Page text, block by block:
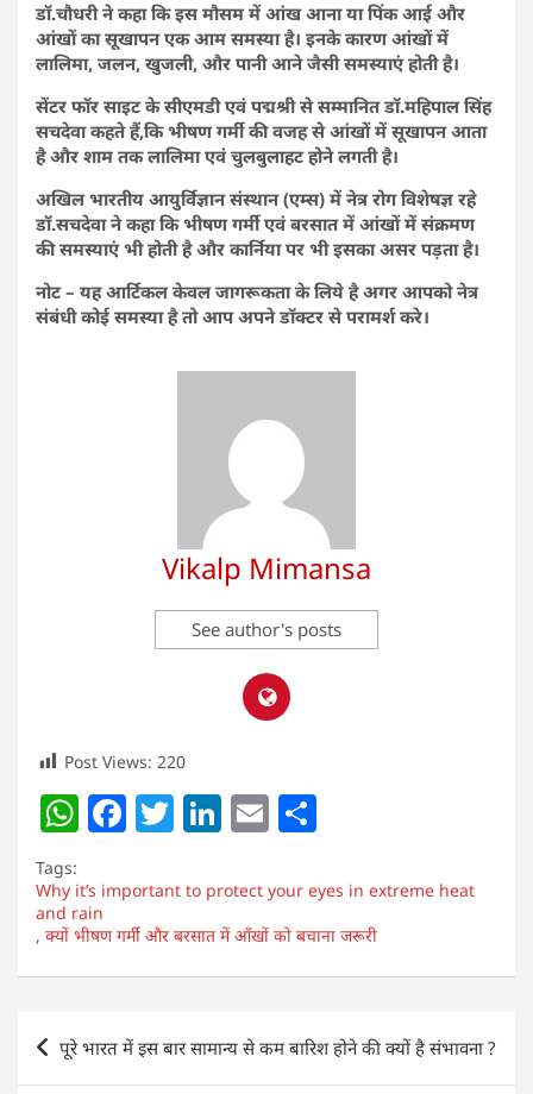
डॉ.चौधरी ने कहा कि इस मौसम में आंख आना या पिंक आई और
आंखों का सूखापन एक आम समस्या है। इनके कारण आंखों में
लालिमा, जलन, खुजली, और पानी आने जैसी समस्याएं होती है।
सेंटर फॉर साइट के सीएमडी एवं पद्मश्री से सम्मानित डॉ.महिपाल सिंह
सचदेवा कहते हैं,कि भीषण गर्मी की वजह से आंखों में सूखापन आता
है और शाम तक लालिमा एवं चुलबुलाहट होने लगती है।
अखिल भारतीय आयुर्विज्ञान संस्थान (एम्स) में नेत्र रोग विशेषज्ञ रहे
डॉ.सचदेवा ने कहा कि भीषण गर्मी एवं बरसात में आंखों में संक्रमण
की समस्याएं भी होती है और कार्निया पर भी इसका असर पड़ता है।
नोट – यह आर्टिकल केवल जागरूकता के लिये है अगर आपको नेत्र
संबंधी कोई समस्या है तो आप अपने डॉक्टर से परामर्श करे।
Vikalp Mimansa
See author's posts
Post Views: 220
W
at
s
A
p
F
c
e
b
o
k
T
itt
er
Li
k
e
dI
E
ai
l
ar
e
Tags:
Why it’s important to protect your eyes in extreme heat
and rain
, क्यों भीषण गर्मी और बरसात में आँखों को बचाना जरूरी
Post
navigation
पूरे भारत में इस बार सामान्य से कम बारिश होने की क्यों है संभावना ?